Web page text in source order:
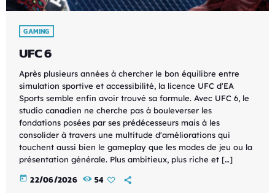
GAMING
UFC 6
Après plusieurs années à chercher le bon équilibre entre
simulation sportive et accessibilité, la licence UFC d'EA
Sports semble enfin avoir trouvé sa formule. Avec UFC 6, le
studio canadien ne cherche pas à bouleverser les
fondations posées par ses prédécesseurs mais à les
consolider à travers une multitude d'améliorations qui
touchent aussi bien le gameplay que les modes de jeu ou la
présentation générale. Plus ambitieux, plus riche et […]
today 22/06/2026 54